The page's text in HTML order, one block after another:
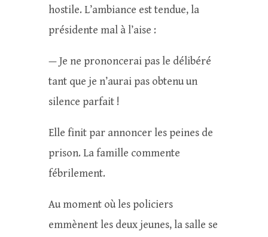
hostile. L’ambiance est tendue, la
présidente mal à l’aise :
— Je ne prononcerai pas le délibéré
tant que je n’aurai pas obtenu un
silence parfait !
Elle finit par annoncer les peines de
prison. La famille commente
fébrilement.
Au moment où les policiers
emmènent les deux jeunes, la salle se